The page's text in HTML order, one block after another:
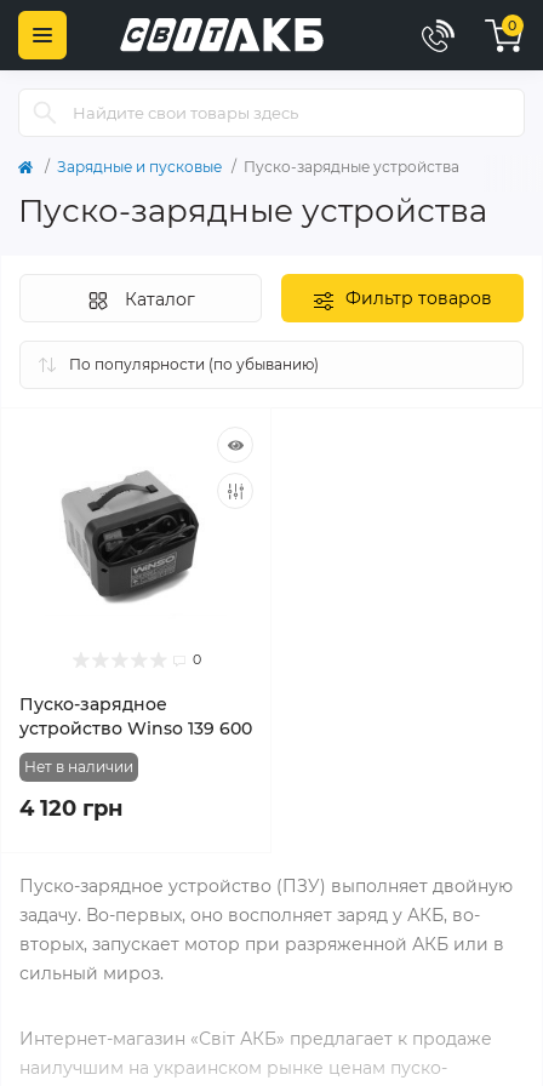
0
Зарядные и пусковые Пуско-зарядные устройства
Пуско-зарядные устройства
Фильтр товаров
Каталог
0
Пуско-зарядное
устройство Winso 139 600
Нет в наличии
4 120 грн
Пуско-зарядное устройство (ПЗУ) выполняет двойную
задачу. Во-первых, оно восполняет заряд у АКБ, во-
вторых, запускает мотор при разряженной АКБ или в
сильный мироз.
Интернет-магазин «Світ АКБ» предлагает к продаже
наилучшим на украинском рынке ценам пуско-